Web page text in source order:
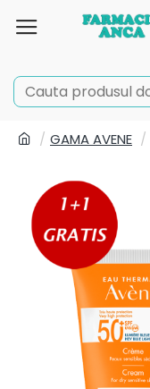
GAMA AVENE